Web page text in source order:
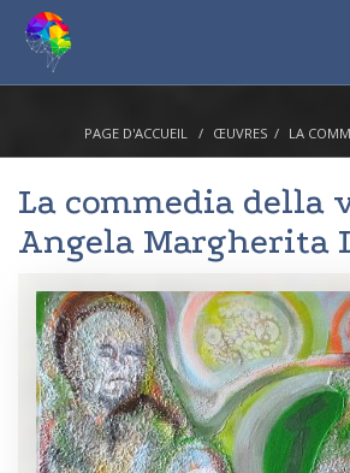
PAGE D'ACCUEIL ŒUVRES LA
La commedia della
Angela Margherita